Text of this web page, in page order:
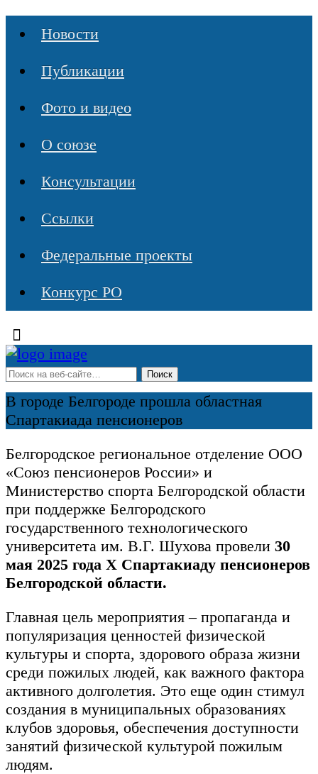
Новости
Публикации
Фото и видео
О союзе
Консультации
Ссылки
Федеральные проекты
Конкурс РО
В городе Белгороде прошла областная
Спартакиада пенсионеров
Белгородское региональное отделение ООО
«Союз пенсионеров России» и
Министерство спорта Белгородской области
при поддержке Белгородского
государственного технологического
университета им. В.Г. Шухова провели 30
мая 2025 года Х Спартакиаду пенсионеров
Белгородской области.
Главная цель мероприятия – пропаганда и
популяризация ценностей физической
культуры и спорта, здорового образа жизни
среди пожилых людей, как важного фактора
активного долголетия. Это еще один стимул
создания в муниципальных образованиях
клубов здоровья, обеспечения доступности
занятий физической культурой пожилым
людям.